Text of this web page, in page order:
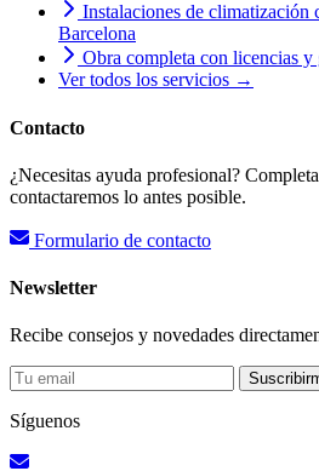
Instalaciones de climatización
Barcelona
Obra completa con licencias y
Ver todos los servicios →
Contacto
¿Necesitas ayuda profesional?
contactaremos lo antes posible.
Formulario de contacto
Newsletter
Recibe consejos y novedades
Síguenos